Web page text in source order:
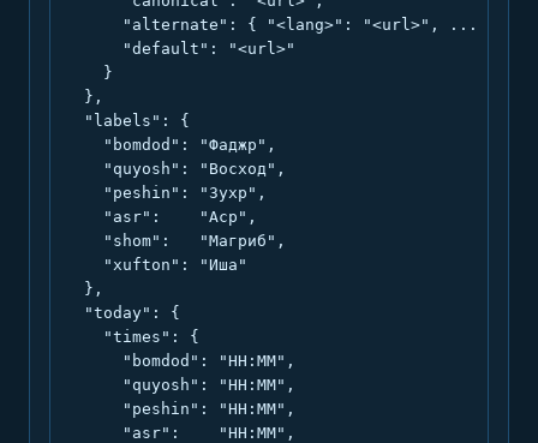
      "alternate": { "<lang>": "<url>", ... },
      "default": "<url>"
    }
  },
  "labels": {
    "bomdod": "Фаджр",
    "quyosh": "Восход",
    "peshin": "Зухр",
    "asr":    "Аср",
    "shom":   "Магриб",
    "xufton": "Иша"
  },
  "today": {
    "times": {
      "bomdod": "HH:MM",
      "quyosh": "HH:MM",
      "peshin": "HH:MM",
      "asr":    "HH:MM",